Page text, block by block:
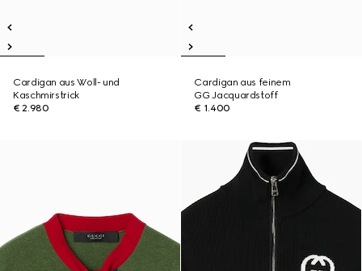
Cardigan aus Woll- und
Kaschmirstrick
€ 2.980
Cardigan aus feinem
GG Jacquardstoff
€ 1.400